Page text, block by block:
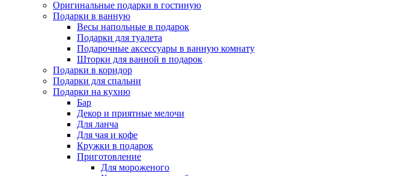
Оригинальные подарки в гостиную
Подарки в ванную
Весы напольные в подарок
Подарки для туалета
Подарочные аксессуары в ванную комнату
Шторки для ванной в подарок
Подарки в коридор
Подарки для спальни
Подарки на кухню
Бар
Декор и приятные мелочи
Для ланча
Для чая и кофе
Кружки в подарок
Приготовление
Для мороженого